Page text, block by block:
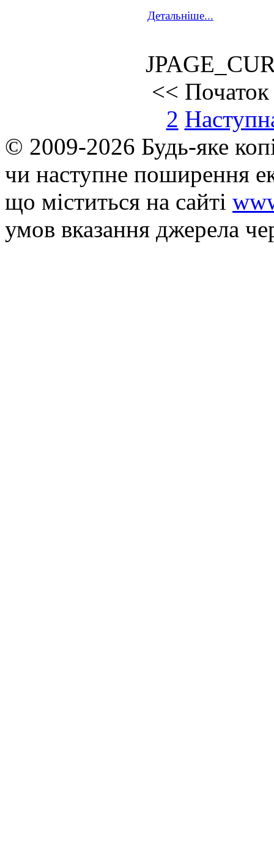
Детальніше...
<< Початок
2
© 2009-2026 Будь-яке
чи наступне поширення
що мiститься на сайті
умов вказання джерела